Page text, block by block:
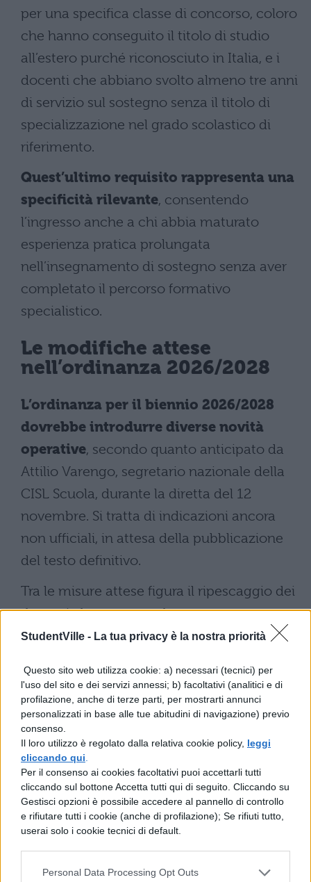
StudentVille - La tua privacy è la nostra priorità
Questo sito web utilizza cookie: a) necessari (tecnici) per
l'uso del sito e dei servizi annessi; b) facoltativi (analitici e di
profilazione, anche di terze parti, per mostrarti annunci
personalizzati in base alle tue abitudini di navigazione) previo
consenso.
Il loro utilizzo è regolato dalla relativa cookie policy, leggi
cliccando qui
Per il consenso ai cookies facoltativi puoi accettarli tutti
cliccando sul bottone Accetta tutti qui di seguito. Cliccando su
Gestisci opzioni è possibile accedere al pannello di controllo
e rifiutare tutti i cookie (anche di profilazione); Se rifiuti tutto,
userai solo i cookie tecnici di default.
Personal Data Processing Opt Outs
per una specifica classe di concorso, coloro
che hanno conseguito il titolo di studio
all’estero purché riconosciuto in Italia, e i
docenti che abbiano svolto almeno tre anni
di servizio sul sostegno senza il titolo di
specializzazione nel grado scolastico di
riferimento.
Quest’ultimo requisito rappresenta una
specificità rilevante, consentendo
l’ingresso anche a chi abbia maturato
esperienza pratica prolungata
nell’insegnamento di sostegno senza aver
completato il percorso formativo
specialistico.
Le modifiche attese
nell’ordinanza 2026/2028
L’ordinanza per il biennio 2026/2028
dovrebbe introdurre diverse novità
operative, secondo quanto anticipato da
Attilio Varengo, segretario nazionale della
CISL Scuola, durante la diretta del 12
novembre. Si tratta di indicazioni ancora
non ufficiali, in attesa della pubblicazione
del testo definitivo.
Tra le misure attese figura il ripescaggio dei
docenti che, pur avendo espresso
preferenze in turno di nomina, non abbiano
potrebbero essere richiamati per
disponibilità su preferenze già indicate
senza essere considerati rinunciatari.
Parallelamente,è previsto un
irrigidimento delle sanzioni, che non
varranno più solo per l’anno scolastico di
riferimento ma per l’intero periodo di
validità delle graduatorie.
Gli ambiti territoriali avranno il